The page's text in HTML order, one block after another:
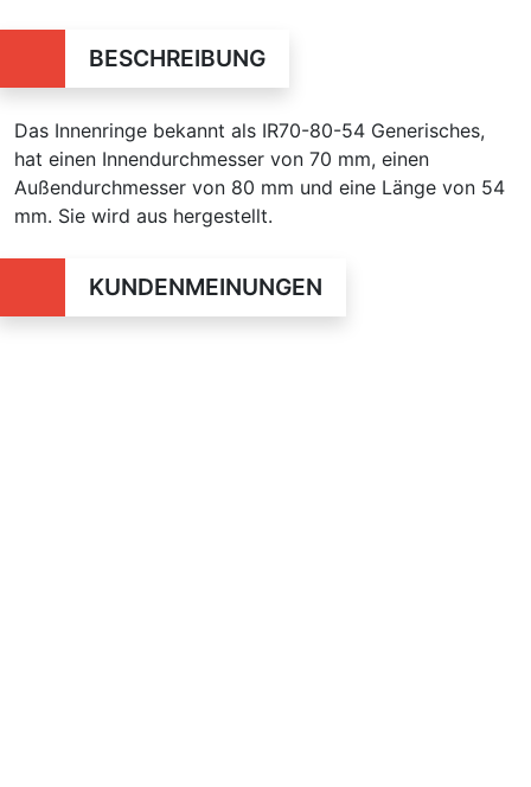
BESCHREIBUNG
Das Innenringe bekannt als IR70-80-54 Generisches,
hat einen Innendurchmesser von 70 mm, einen
Außendurchmesser von 80 mm und eine Länge von 54
mm. Sie wird aus hergestellt.
KUNDENMEINUNGEN